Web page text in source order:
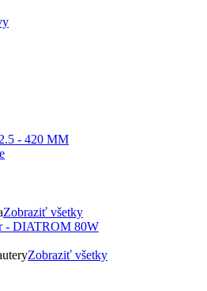
Zobraziť všetky
Zobraziť všetky